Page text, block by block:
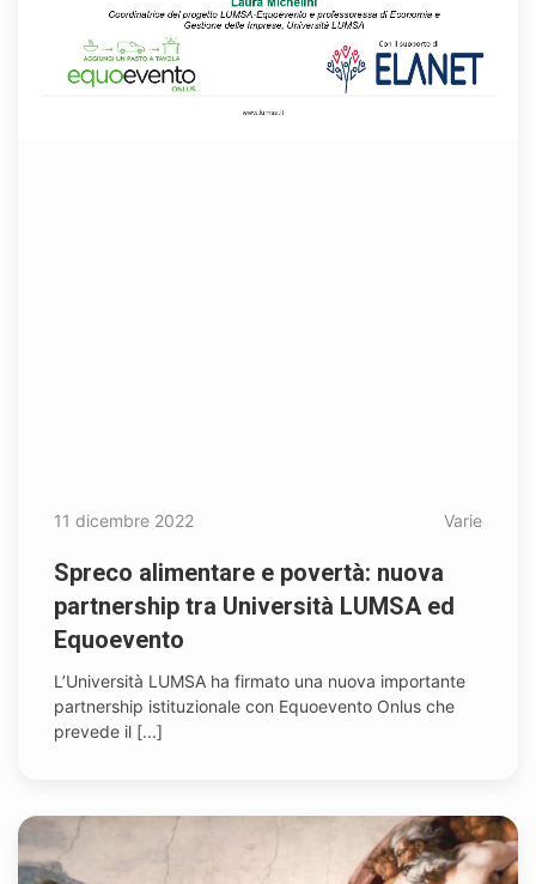
11 dicembre 2022 Varie
Spreco alimentare e povertà: nuova
partnership tra Università LUMSA ed
Equoevento
L’Università LUMSA ha firmato una nuova importante
partnership istituzionale con Equoevento Onlus che
prevede il [...]